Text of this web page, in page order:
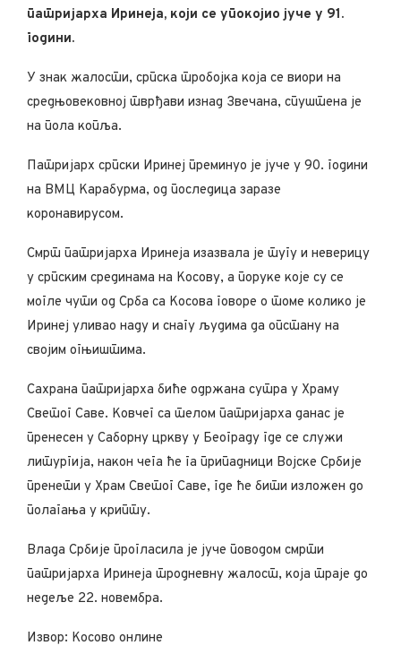
патријарха Иринеја, који се упокојио јуче у 91.
години.
У знак жалости, српска тробојка која се виори на
средњовековној тврђави изнад Звечана, спуштена је
на пола копља.
Патријарх српски Иринеј преминуо је јуче у 90. години
на ВМЦ Карабурма, од послeдица заразе
коронавирусом.
Смрт патријарха Иринеја изазвала је тугу и неверицу
у српским срединама на Косову, а поруке које су се
могле чути од Срба са Косова говоре о томе колико је
Иринеј уливао наду и снагу људима да опстану на
својим огњиштима.
Сахрана патријарха биће одржана сутра у Храму
Светог Саве. Ковчег са телом патријарха данас је
пренесен у Саборну цркву у Београду где се служи
литургија, након чега ће га припадници Војске Србије
пренети у Храм Светог Саве, где ће бити изложен до
полагања у крипту.
Влада Србије прогласила је јуче поводом смрти
патријарха Иринеја тродневну жалост, која траје до
недеље 22. новембра.
Извор: Косово онлине